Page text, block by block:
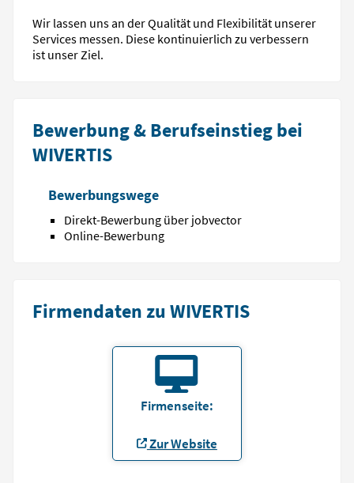
Wir lassen uns an der Qualität und Flexibilität unserer
Services messen. Diese kontinuierlich zu verbessern
ist unser Ziel.
Bewerbung & Berufseinstieg bei
WIVERTIS
Bewerbungswege
Direkt-Bewerbung über jobvector
Online-Bewerbung
Firmendaten zu WIVERTIS
Firmenseite:
Zur Website